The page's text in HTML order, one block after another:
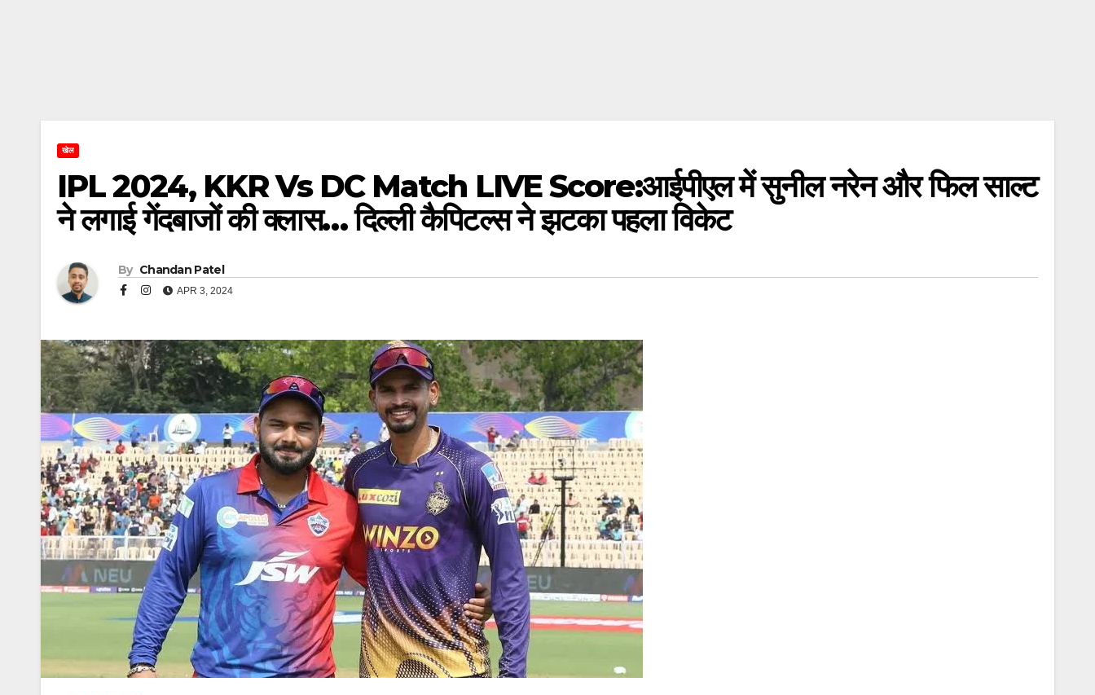
खेल
IPL 2024, KKR Vs DC Match LIVE Score:आईपीएल में सुनील नरेन और फिल साल्ट
ने लगाई गेंदबाजों की क्लास… दिल्ली कैपिटल्स ने झटका पहला विकेट
By Chandan Patel
APR 3, 2024